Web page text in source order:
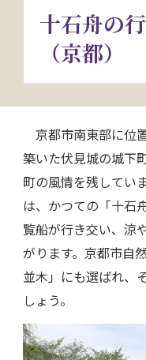
電
十石舟の
（京都）
京都市南東部に位
築いた伏見城の城下
町の風情を残してい
は、かつての「十石
覧船が行き交い、涼
がります。京都市自
並木」にも選ばれ、
しょう。